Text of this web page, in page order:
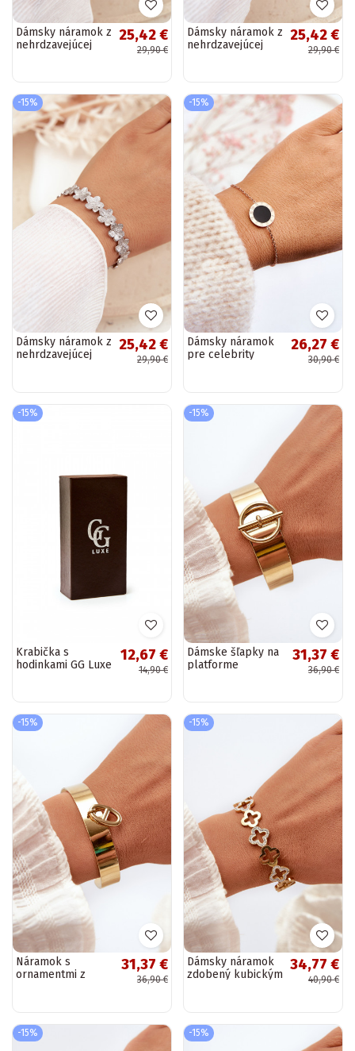
Dámsky náramok z
nehrdzavejúcej
25,42 €
29,90 €
Dámsky náramok z
nehrdzavejúcej
farby
25,42 €
29,90 €
-15%
Dámsky náramok z
nehrdzavejúcej
striebornej farby
25,42 €
29,90 €
-15%
Dámsky náramok
pre celebrity
26,27 €
30,90 €
-15%
Krabička s
hodinkami GG Luxe
12,67 €
14,90 €
-15%
Dámske šľapky na
platforme
Nodina
31,37 €
36,90 €
-15%
Náramok s
ornamentmi z
31,37 €
36,90 €
-15%
Dámsky náramok
zdobený kubickým
34,77 €
40,90 €
-15% -15%